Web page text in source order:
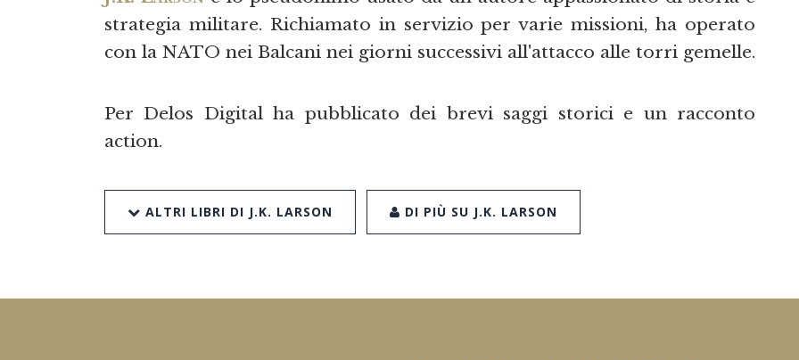
strategia militare. Richiamato in servizio per varie missioni, ha operato
con la NATO nei Balcani nei giorni successivi all'attacco alle torri gemelle.
Per Delos Digital ha pubblicato dei brevi saggi storici e un racconto
action.
ALTRI LIBRI DI J.K. LARSON DI PIÙ SU J.K. LARSON